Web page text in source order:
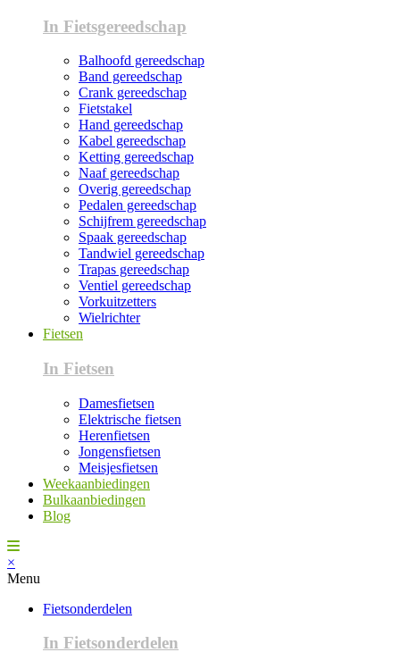
In Fietsgereedschap
Balhoofd gereedschap
Band gereedschap
Crank gereedschap
Fietstakel
Hand gereedschap
Kabel gereedschap
Ketting gereedschap
Naaf gereedschap
Overig gereedschap
Pedalen gereedschap
Schijfrem gereedschap
Spaak gereedschap
Tandwiel gereedschap
Trapas gereedschap
Ventiel gereedschap
Vorkuitzetters
Wielrichter
Fietsen
In Fietsen
Damesfietsen
Elektrische fietsen
Herenfietsen
Jongensfietsen
Meisjesfietsen
Weekaanbiedingen
Bulkaanbiedingen
Blog
×
Menu
Fietsonderdelen
In Fietsonderdelen